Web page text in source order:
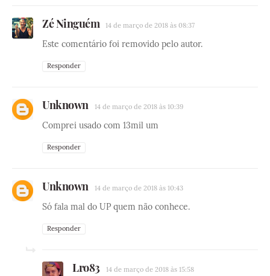
Zé Ninguém 14 de março de 2018 às 08:37
Este comentário foi removido pelo autor.
Responder
Unknown 14 de março de 2018 às 10:39
Comprei usado com 13mil um
Responder
Unknown 14 de março de 2018 às 10:43
Só fala mal do UP quem não conhece.
Responder
Lro83 14 de março de 2018 às 15:58